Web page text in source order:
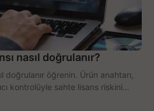
nasıl doğrulanır?
doğrulanır öğrenin. Ürün anahtarı,
kontrolüyle sahte lisans riskini